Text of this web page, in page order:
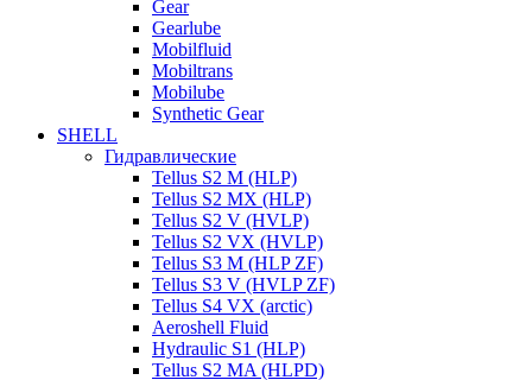
Gear
Gearlube
Mobilfluid
Mobiltrans
Mobilube
Synthetic Gear
SHELL
Гидравлические
Tellus S2 M (HLP)
Tellus S2 MХ (HLP)
Tellus S2 V (HVLP)
Tellus S2 VX (HVLP)
Tellus S3 M (HLP ZF)
Tellus S3 V (HVLP ZF)
Tellus S4 VX (arctic)
Aeroshell Fluid
Hydraulic S1 (HLP)
Tellus S2 MA (HLPD)